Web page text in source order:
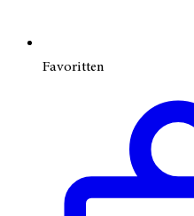
Favoritten